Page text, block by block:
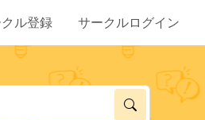
ル登録 サークルログイン